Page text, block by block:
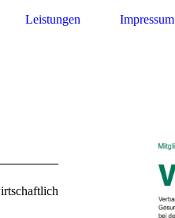
Leistungen Impressum